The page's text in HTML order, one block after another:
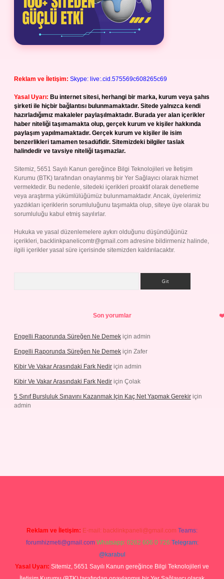
Reklam ve İletişim: Skype: live:.cid.575569c608265c69
Yasal Uyarı: Bu internet sitesi, herhangi bir marka, kurum veya şahıs
şirketi ile hiçbir bağlantısı bulunmamaktadır. Sitede yalnızca kendi
hazırladığımız makaleler paylaşılmaktadır. Burada yer alan içerikler
haber niteliği taşımamakta olup, gerçek kurum ve kişiler hakkında
paylaşım yapılmamaktadır. Gerçek kurum ve kişiler ile isim
benzerlikleri tamamen tesadüfidir. Sitemizdeki bilgiler taslak
halindedir ve tavsiye niteliği taşımazlar.
Sitemiz, 5651 Sayılı Kanun gereğince Bilgi Teknolojileri ve İletişim
Kurumu (BTK) tarafından onaylanmış bir Yer Sağlayıcı olarak hizmet
vermektedir. Bu nedenle, sitedeki içerikleri proaktif olarak denetleme
veya araştırma yükümlülüğümüz bulunmamaktadır. Ancak, üyelerimiz
yazdıkları içeriklerin sorumluluğunu taşımakta olup, siteye üye olarak bu
sorumluluğu kabul etmiş sayılırlar.
Hukuka ve yasal düzenlemelere aykırı olduğunu düşündüğünüz
içerikleri, backlinkpanelicomtr@gmail.com adresine bildirmeniz halinde,
ilgili içerikler yasal süre içerisinde sitemizden kaldırılacaktır.
Son yorumlar
Engelli Raporunda Süreğen Ne Demek için admin
Engelli Raporunda Süreğen Ne Demek için Zafer
Kibir Ve Vakar Arasındaki Fark Nedir için admin
Kibir Ve Vakar Arasındaki Fark Nedir için Çolak
5 Sınıf Bursluluk Sınavını Kazanmak Için Kaç Net Yapmak Gerekir için
admin
Reklam ve İletişim: E-mail: backlinkpaneli@gmail.com Teams:
forumhizmeti@gmail.com Whatsapp: 0262 606 0 726 Telegram:
@karabul
Yasal Uyarı: Sitemiz, 5651 Sayılı Kanun gereğince Bilgi Teknolojileri ve